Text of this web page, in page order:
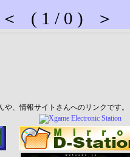
＜ ( 1 / 0 ) ＞
、情報サイトさんへのリンクです。